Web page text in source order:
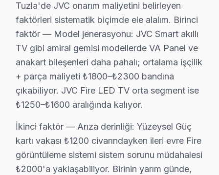
JVC LED TV'nizin ilk açılışından itibaren en iyi
Tuzla JVC TV Temizlik ve Bakım –
Televizyon arızalarının büyük kısmı ihmal edilen
Bakım işlemlerimiz:
• Tuzla'de toz ve ısı yönetimi optimizasyonu
• Güç kartı kondansatör ön kontrolü — Tuzla
• Ses sistemi ve hoparlör temizliği — Tuzla
• Tuzla'de bağlantı portları ve konektör bakımı
Yılda en az bir kez profesyonel bakım, JVC
Tuzla'de JVC onarım maliyetini belirleyen
faktörleri sistematik biçimde ele alalım. Birinci
faktör — Model jenerasyonu: JVC Smart akıllı
TV gibi amiral gemisi modellerde VA Panel ve
anakart bileşenleri daha pahalı; ortalama işçilik
+ parça maliyeti ₺1800–₺2300 bandına
çıkabiliyor. JVC Fire LED TV orta segment ise
₺1250–₺1600 aralığında kalıyor.
İkinci faktör — Arıza derinliği: Yüzeysel Güç
kartı vakası ₺1200 civarındayken ileri evre Fire
görüntüleme sistemi sistem sorunu müdahalesi
₺2000'a yaklaşabiliyor. Birinin yarım günde,